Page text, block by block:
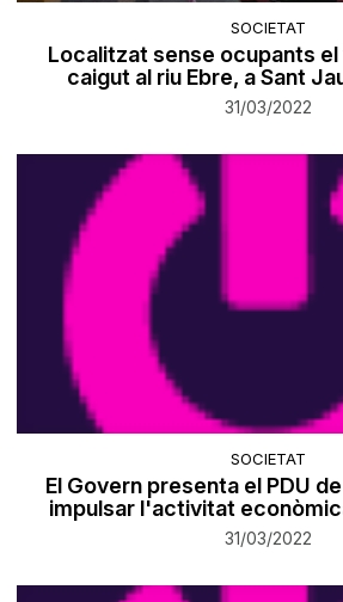
SOCIETAT
Localitzat sense ocupants el
caigut al riu Ebre, a Sant
31/03/2022
SOCIETAT
El Govern presenta el PDU
impulsar l'activitat
31/03/2022